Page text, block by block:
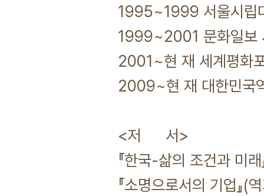
1995~1999 서울시립
1999~2001 문화일보
2001~현 재 세계평화
2009~현 재 대한민국
<저 서>
『한국-삶의 조건과 미
『소명으로서의 기업』(